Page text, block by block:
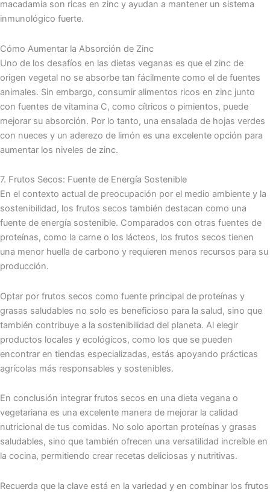
macadamia son ricas en zinc y ayudan a mantener un sistema
inmunológico fuerte.
Cómo Aumentar la Absorción de Zinc
Uno de los desafíos en las dietas veganas es que el zinc de
origen vegetal no se absorbe tan fácilmente como el de fuentes
animales. Sin embargo, consumir alimentos ricos en zinc junto
con fuentes de vitamina C, como cítricos o pimientos, puede
mejorar su absorción. Por lo tanto, una ensalada de hojas verdes
con nueces y un aderezo de limón es una excelente opción para
aumentar los niveles de zinc.
7. Frutos Secos: Fuente de Energía Sostenible
En el contexto actual de preocupación por el medio ambiente y la
sostenibilidad, los frutos secos también destacan como una
fuente de energía sostenible. Comparados con otras fuentes de
proteínas, como la carne o los lácteos, los frutos secos tienen
una menor huella de carbono y requieren menos recursos para su
producción.
Optar por frutos secos como fuente principal de proteínas y
grasas saludables no solo es beneficioso para la salud, sino que
también contribuye a la sostenibilidad del planeta. Al elegir
productos locales y ecológicos, como los que se pueden
encontrar en tiendas especializadas, estás apoyando prácticas
agrícolas más responsables y sostenibles.
En conclusión integrar frutos secos en una dieta vegana o
vegetariana es una excelente manera de mejorar la calidad
nutricional de tus comidas. No solo aportan proteínas y grasas
saludables, sino que también ofrecen una versatilidad increíble en
la cocina, permitiendo crear recetas deliciosas y nutritivas.
Recuerda que la clave está en la variedad y en combinar los frutos